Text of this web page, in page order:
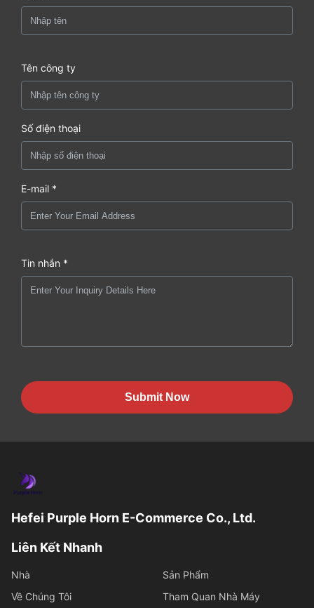
Tên công ty
Số điện thoại
E-mail *
Tin nhắn *
Submit Now
Hefei Purple Horn E-Commerce Co., Ltd.
Liên Kết Nhanh
Nhà
Sản Phẩm
Về Chúng Tôi
Tham Quan Nhà Máy